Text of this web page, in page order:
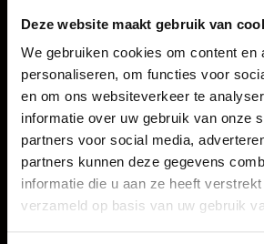
Deze website maakt gebruik van
We gebruiken cookies om content en
personaliseren, om functies voor
en om ons websiteverkeer te
informatie over uw gebruik van onze
partners voor social media,
partners kunnen deze gegevens
informatie die u aan ze heeft
verzameld op basis van uw gebruik
Financiering
Autoverzekeringen
Verkoop
Auto onderhoud